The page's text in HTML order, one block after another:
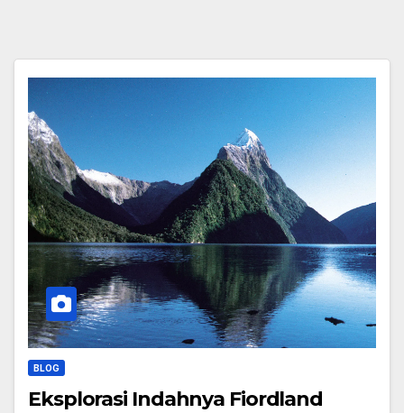
BLOG
Eksplorasi Indahnya Fiordland